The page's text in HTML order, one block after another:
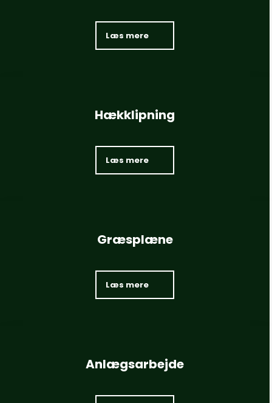
Læs mere​
Hækklipning
Læs mere​
Græsplæne
Læs mere​
Anlægsarbejde